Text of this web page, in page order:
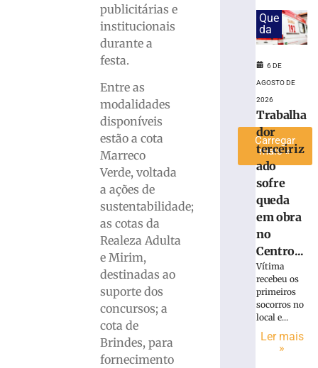
publicitárias e
institucionais
durante a
festa.
Entre as
modalidades
disponíveis
estão a cota
Marreco
Verde, voltada
a ações de
sustentabilidade;
as cotas da
Realeza Adulta
e Mirim,
destinadas ao
suporte dos
concursos; a
cota de
Brindes, para
fornecimento
agosto
mais
Carregar
mais »
Que
da
6 DE
AGOSTO DE
2026
Trabalha
dor
terceiriz
ado
sofre
queda
em obra
no
Centro...
Vítima
recebeu os
primeiros
socorros no
local e...
Ler mais
»